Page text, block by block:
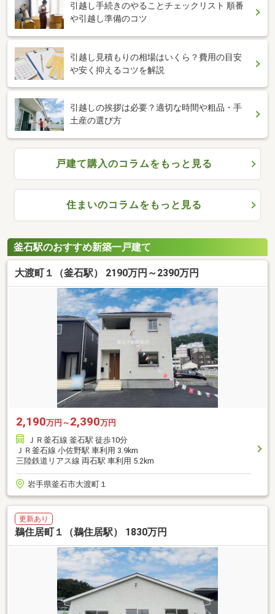
引越し手続きのやることチェックリスト 順番
や引越し準備のコツ
引越し見積もりの相場はいくら？費用の目安
や安く抑えるコツを解説
引越しの挨拶は必要？適切な時間や粗品・手
土産の選び方
戸建て購入のコラムをもっと見る
住まいのコラムをもっと見る
釜石駅のおすすめ新築一戸建て
大渡町１（釜石駅） 2190万円～2390万円
2,190万円～ 2,390万円
ＪＲ釜石線 釜石駅 徒歩10分
ＪＲ釜石線 小佐野駅 車利用 3.9km
三陸鉄道リアス線 両石駅 車利用 5.2km
岩手県釜石市大渡町１
更新あり
鵜住居町１（鵜住居駅） 1830万円